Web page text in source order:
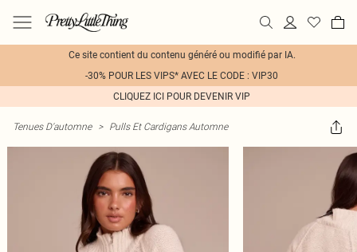
Ce site contient du contenu généré ou modifié par IA.
-30% POUR LES VIPS* AVEC LE CODE : VIP30
CLIQUEZ ICI POUR DEVENIR VIP
Tenues D'automne > Pulls Et Cardigans Automne